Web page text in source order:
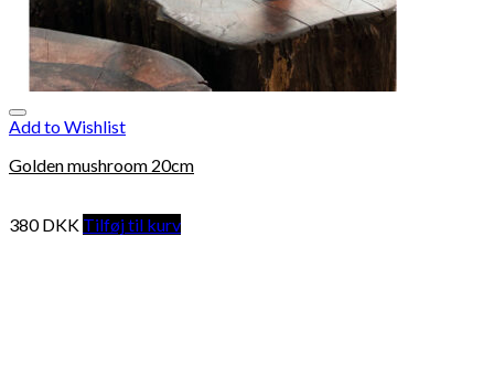
Add to Wishlist
Golden mushroom 20cm
380DKK Tilføj til kurv